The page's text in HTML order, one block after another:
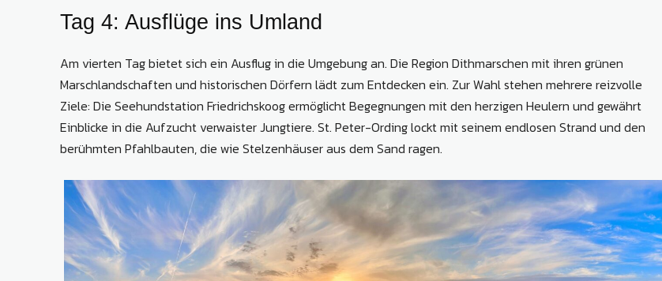
Tag 4: Ausflüge ins Umland
Am vierten Tag bietet sich ein Ausflug in die Umgebung an. Die Region Dithmarschen mit ihren grünen
Marschlandschaften und historischen Dörfern lädt zum Entdecken ein. Zur Wahl stehen mehrere reizvolle
Ziele: Die Seehundstation Friedrichskoog ermöglicht Begegnungen mit den herzigen Heulern und gewährt
Einblicke in die Aufzucht verwaister Jungtiere. St. Peter-Ording lockt mit seinem endlosen Strand und den
berühmten Pfahlbauten, die wie Stelzenhäuser aus dem Sand ragen.